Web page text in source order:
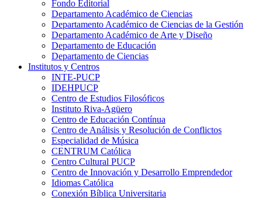
Fondo Editorial
Departamento Académico de Ciencias
Departamento Académico de Ciencias de la Gestión
Departamento Académico de Arte y Diseño
Departamento de Educación
Departamento de Ciencias
Institutos y Centros
INTE-PUCP
IDEHPUCP
Centro de Estudios Filosóficos
Instituto Riva-Agüero
Centro de Educación Contínua
Centro de Análisis y Resolución de Conflictos
Especialidad de Música
CENTRUM Católica
Centro Cultural PUCP
Centro de Innovación y Desarrollo Emprendedor
Idiomas Católica
Conexión Bíblica Universitaria